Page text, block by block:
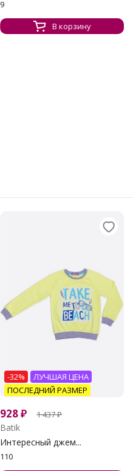
9
В корзину
-32%
ЛУЧШАЯ ЦЕНА
ПОСЛЕДНИЙ РАЗМЕР
928₽ 1 437₽
Batik
Интересный джем...
110